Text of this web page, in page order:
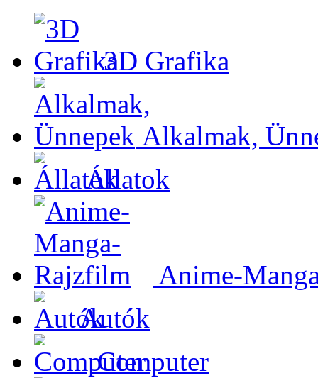
3D Grafika
Alkalmak,
Állatok
Anime-
Autók
Computer